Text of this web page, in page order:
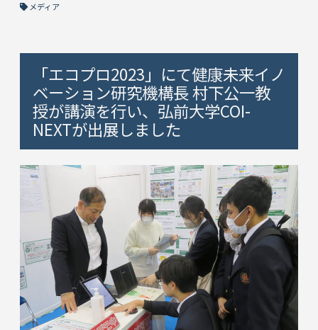
メディア
「エコプロ2023」にて健康未来イノ
ベーション研究機構長 村下公一教
授が講演を行い、弘前大学COI-
NEXTが出展しました